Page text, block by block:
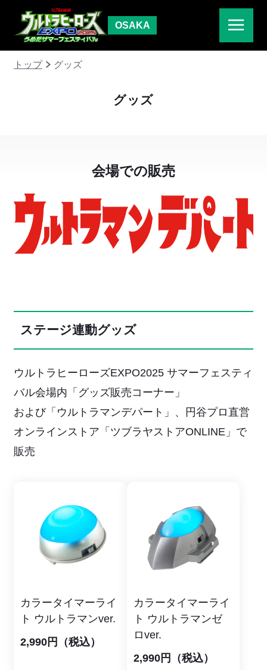
OSAKA
トップ グッズ
グッズ
会場での販売
ステージ連動グッズ
ウルトラヒーローズEXPO2025 サマーフェスティ
バル会場内「グッズ販売コーナー」
および「ウルトラマンデパート」、円谷プロ直営
オンラインストア「ツブラヤストアONLINE」で
販売
カラータイマーライ
ト ウルトラマンver.
2,990円（税込）
カラータイマーライ
ト ウルトラマンゼ
ロver.
2,990円（税込）